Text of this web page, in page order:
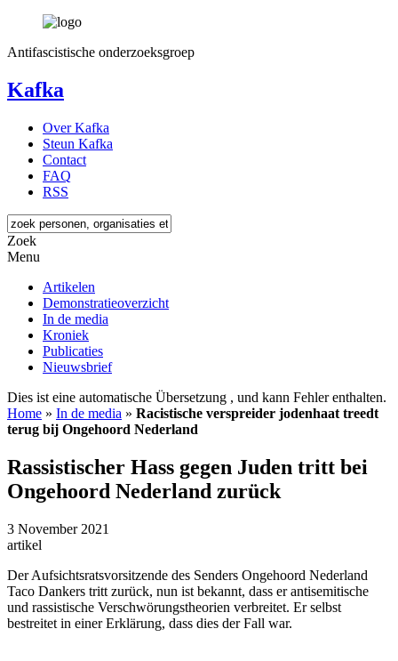
Antifascistische onderzoeksgroep
Kafka
Over Kafka
Steun Kafka
Contact
FAQ
RSS
Zoek
Menu
Artikelen
Demonstratieoverzicht
In de media
Kroniek
Publicaties
Nieuwsbrief
Dies ist eine automatische Übersetzung , und kann Fehler enthalten.
Home » In de media » Racistische verspreider jodenhaat treedt
terug bij Ongehoord Nederland
Rassistischer Hass gegen Juden tritt bei
Ongehoord Nederland zurück
3 November 2021
artikel
Der Aufsichtsratsvorsitzende des Senders Ongehoord Nederland
Taco Dankers tritt zurück, nun ist bekannt, dass er antisemitische
und rassistische Verschwörungstheorien verbreitet. Er selbst
bestreitet in einer Erklärung, dass dies der Fall war.